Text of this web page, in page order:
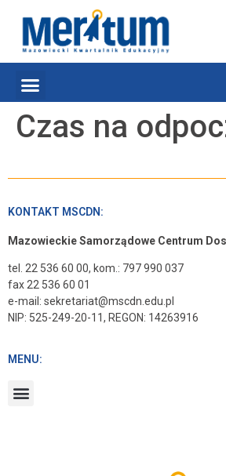
Czas na
KONTAKT MSCDN:
Mazowieckie Samorządowe Centrum
tel. 22 536 60 00, kom.: 797 990 037
fax 22 536 60 01
e-mail: sekretariat@mscdn.edu.pl
NIP: 525-249-20-11, REGON: 14263916
MENU: